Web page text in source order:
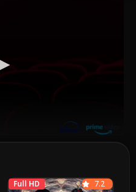
Full HD 7.2